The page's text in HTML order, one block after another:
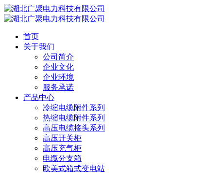
首页
关于我们
公司简介
企业文化
企业环境
服务承诺
产品中心
冷缩电缆附件系列
热缩电缆附件系列
高压电缆接头系列
高压开关柜
高压充气柜
电缆分支箱
欧美式箱式变电站